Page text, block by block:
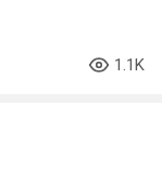
1.1K